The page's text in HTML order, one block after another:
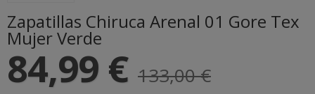
Zapatillas Chiruca Arenal 01 Gore Tex
Mujer Verde
84,99 € 133,00 €